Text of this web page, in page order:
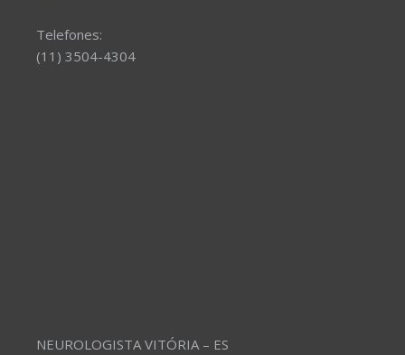
Telefones:
(11) 3504-4304
NEUROLOGISTA VITÓRIA – ES